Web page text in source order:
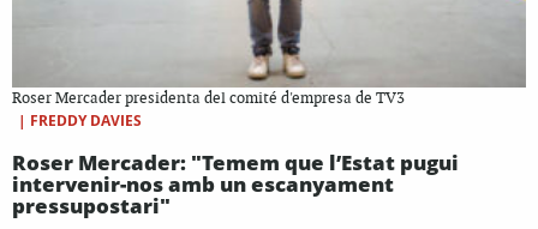
Roser Mercader presidenta del comité d'empresa de TV3
| FREDDY DAVIES
Roser Mercader: "Temem que l’Estat pugui
intervenir-nos amb un escanyament
pressupostari"